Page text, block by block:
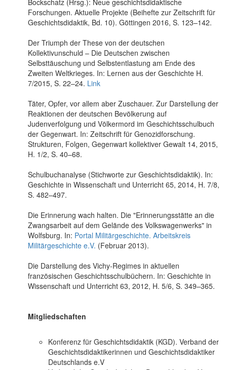
Forschungen. Aktuelle Projekte (Beihefte zur Zeitschrift für
Geschichtsdidaktik, Bd. 10). Göttingen 2016, S. 123–142.
Der Triumph der These von der deutschen
Kollektivunschuld – Die Deutschen zwischen
Selbsttäuschung und Selbstentlastung am Ende des
Zweiten Weltkrieges. In: Lernen aus der Geschichte H.
7/2015, S. 22–24. Link
Täter, Opfer, vor allem aber Zuschauer. Zur Darstellung der
Reaktionen der deutschen Bevölkerung auf
Judenverfolgung und Völkermord im Geschichtsschulbuch
der Gegenwart. In: Zeitschrift für Genozidforschung.
Strukturen, Folgen, Gegenwart kollektiver Gewalt 14, 2015,
H. 1/2, S. 40–68.
Schulbuchanalyse (Stichworte zur Geschichtsdidaktik). In:
Geschichte in Wissenschaft und Unterricht 65, 2014, H. 7/8,
S. 482–497.
Die Erinnerung wach halten. Die "Erinnerungsstätte an die
Zwangsarbeit auf dem Gelände des Volkswagenwerks" in
Wolfsburg. In: Portal Militärgeschichte. Arbeitskreis
Militärgeschichte e.V. (Februar 2013).
Die Darstellung des Vichy-Regimes in aktuellen
französischen Geschichtsschulbüchern. In: Geschichte in
Wissenschaft und Unterricht 63, 2012, H. 5/6, S. 349–365.
Mitgliedschaften
Konferenz für Geschichtsdidaktik (KGD). Verband der
Geschichtsdidaktikerinnen und Geschichtsdidaktiker
Deutschlands e.V